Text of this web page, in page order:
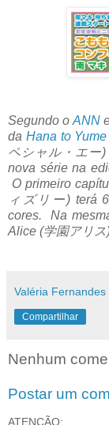
Segundo o ANN
da Hana to Yume
ペシャル・エー)
nova série na
O primeiro
ィズリー) terá
cores. Na
Alice (学園アリ
Valéria Fernandes
Compartilhar
Nenhum
Postar um
ATENÇÃO: